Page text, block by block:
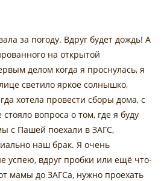
за погоду. Вдруг будет дождь! А
на открытой
делом когда я проснулась, я
светило яркое солнышко,
хотела провести сборы дома, с
вопроса о том, где я буду
с Пашей поехали в ЗАГС,
наш брак. Я очень
успею, вдруг пробки или ещё что-
мамы до ЗАГСа, нужно проехать